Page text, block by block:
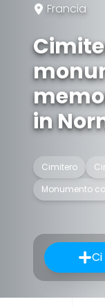
Francia
in
Cimitero
Monumento